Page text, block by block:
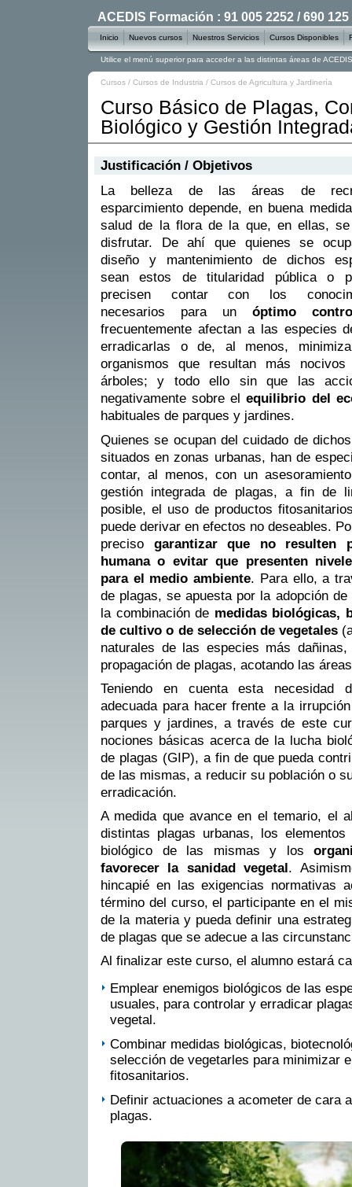
Cursos / Cursos de Industria / Cursos de Agricultura y Jardinería
Curso Básico de Plagas,
Biológico y Gestión
Justificación / Objetivos
La belleza de las áreas de
esparcimiento depende, en buena
salud de la flora de la que, en ellas, se
disfrutar. De ahí que quienes se
diseño y mantenimiento de dichos
sean estos de titularidad pública o
precisen contar con los
necesarios para un óptimo
frecuentemente afectan a las especies
erradicarlas o de, al menos,
organismos que resultan más
árboles; y todo ello sin que las
negativamente sobre elequilibrio del
habituales de parques y jardines.
Quienes se ocupan del cuidado de
situados en zonas urbanas, han de
contar, al menos, con un
gestión integrada de plagas, a fin de
posible, el uso de productos
puede derivar en efectos no deseables.
preciso garantizar que no resulten
humana o evitar que presenten
para el medio ambiente. Para ello, a
de plagas, se apuesta por la adopción
la combinación de medidas biológicas,
de cultivo o de selección de vegetales
naturales de las especies más
propagación de plagas, acotando las
Teniendo en cuenta esta necesidad
adecuada para hacer frente a la
parques y jardines, a través de este
nociones básicas acerca de la lucha
de plagas (GIP), a fin de que pueda
de las mismas, a reducir su población o
erradicación.
A medida que avance en el temario, el
distintas plagas urbanas, los
biológico de las mismas y los
favorecer la sanidad vegetal.
hincapié en las exigencias normativas
término del curso, el participante en el
de la materia y pueda definir una
de plagas que se adecue a las
Al finalizar este curso, el alumno estará
Emplear enemigos biológicos de las
usuales, para controlar y erradicar
vegetal.
Combinar medidas biológicas,
selección de vegetarles para minimizar
fitosanitarios.
Definir actuaciones a acometer de cara
plagas.
ACEDIS Formación : 91 005 2252 / 690 125
Inicio Nuevos cursos Nuestros Servicios Cursos Disponibles
Utilice el menú superior para acceder a las distintas áreas de